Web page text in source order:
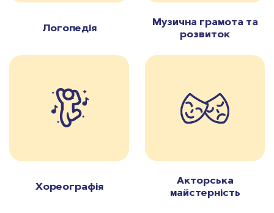
Логопедія
Музична грамота та
розвиток
Хореографія
Акторська
майстерність